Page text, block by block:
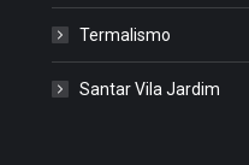
Termalismo
Santar Vila Jardim